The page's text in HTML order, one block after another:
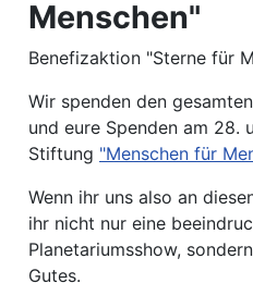
Menschen"
Benefizaktion "Sterne für
Wir spenden den
und eure Spenden am 28.
Stiftung "Menschen für
Wenn ihr uns also an
ihr nicht nur eine
Planetariumsshow,
Gutes.